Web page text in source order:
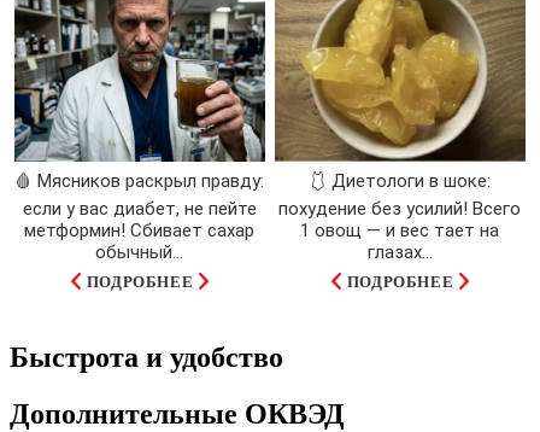
🩸 Мясников раскрыл правду:
если у вас диабет, не пейте
метформин! Сбивает сахар
обычный...
ПОДРОБНЕЕ
🩱 Диетологи в шоке:
похудение без усилий! Всего
1 овощ — и вес тает на
глазах…
ПОДРОБНЕЕ
Быстрота и удобство
Дополнительные ОКВЭД